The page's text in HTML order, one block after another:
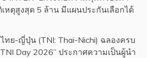
หตุสูงสุด 5 ล้าน มีแผนประกันเลือกได้
ทย-ญี่ปุ่น (TNI: Thai-Nichi) ฉลองครบ
Day 2026” ประกาศความเป็นผู้นำ